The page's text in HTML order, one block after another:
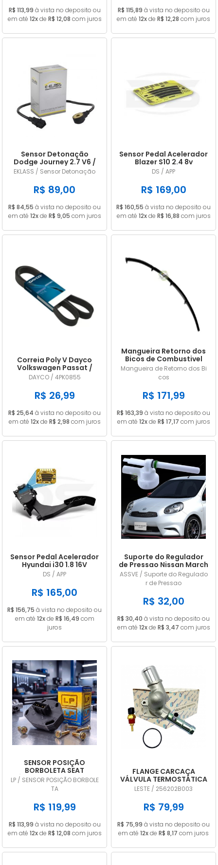
R$ 113,99 à vista no deposito ou
em até 12xde R$ 12,08 com juros
R$ 115,89 à vista no deposito ou
em até 12xde R$ 12,28 com juros
Sensor Detonação
Dodge Journey 2.7 V6 /
Challenger 3.5 V6
4609093AE / 4606093AD
EKLASS / Sensor Detonação
R$ 89,00
R$ 84,55 à vista no deposito ou
em até 12xde R$ 9,05 com juros
Sensor Pedal Acelerador
Blazer S10 2.4 8v
Gasolina 2006/2011
DS / APP
R$ 169,00
R$ 160,55 à vista no deposito ou
em até 12xde R$ 16,88 com juros
Correia Poly V Dayco
Volkswagen Passat /
Variant (importado) 1.8
20V / 1.8 20V Turbo 1996
1997 1998 1999 GIR / ACD
4PK0855
DAYCO / 4PK0855
R$ 26,99
R$ 25,64 à vista no deposito ou
em até 12xde R$ 2,98 com juros
Mangueira Retorno dos
Bicos de Combustivel
Nissan Frontier 2.8 MWM
9053156
Mangueira de Retorno dos Bi
cos
R$ 171,99
R$ 163,39 à vista no deposito ou
em até 12xde R$ 17,17 com juros
Sensor Pedal Acelerador
Hyundai i30 1.8 16V
Gasolina 2014/... em
diante
DS / APP
R$ 165,00
R$ 156,75 à vista no deposito ou
em até 12xde R$ 16,49 com
juros
Suporte do Regulador
de Pressao Nissan March
/ Versa 1.0 1.6 2011/... em
diante
ASSVE / Suporte do Regulado
r de Pressao
R$ 32,00
R$ 30,40 à vista no deposito ou
em até 12xde R$ 3,47 com juros
SENSOR POSIÇÃO
BORBOLETA SEAT
CÓRDOBA 1.8 1995 A 1999
TPS DIGITAL LP707
LP / SENSOR POSIÇÃO BORBOLE
TA
R$ 119,99
R$ 113,99 à vista no deposito ou
em até 12xde R$ 12,08 com juros
FLANGE CARCAÇA
VÁLVULA TERMOSTÁTICA
HYUNDAI HB20 I30
VELOSTER CRETA 1.6 16V
256202B003
LESTE / 256202B003
R$ 79,99
R$ 75,99 à vista no deposito ou
em até 12xde R$ 8,17 com juros